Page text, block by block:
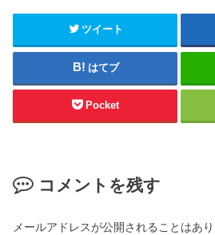
ツイート
はてブ
Pocket
コメントを残す
メールアドレスが公開されることはあり